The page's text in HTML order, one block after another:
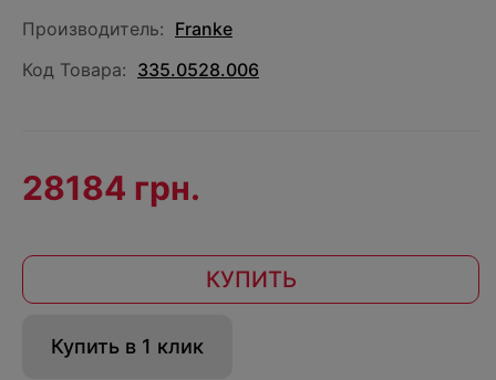
Производитель: Franke
Код Товара: 335.0528.006
28184 грн.
КУПИТЬ
Купить в 1 клик